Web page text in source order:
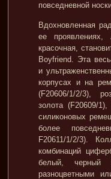
повседневной
Вдохновленная
ее проявлениях,
красочная,
Boyfriend. Эта
и
корпусах и на
(F20606/1/2/3),
золота (F20609/
силиконовых
более
F20611/1/2/3).
комбинаций
белый, черный
разноцветными